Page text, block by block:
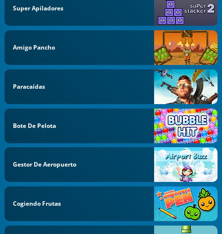
Super Apiladores
Amigo Pancho
Paracaídas
Bote De Pelota
Gestor De Aeropuerto
Cogiendo Frutas